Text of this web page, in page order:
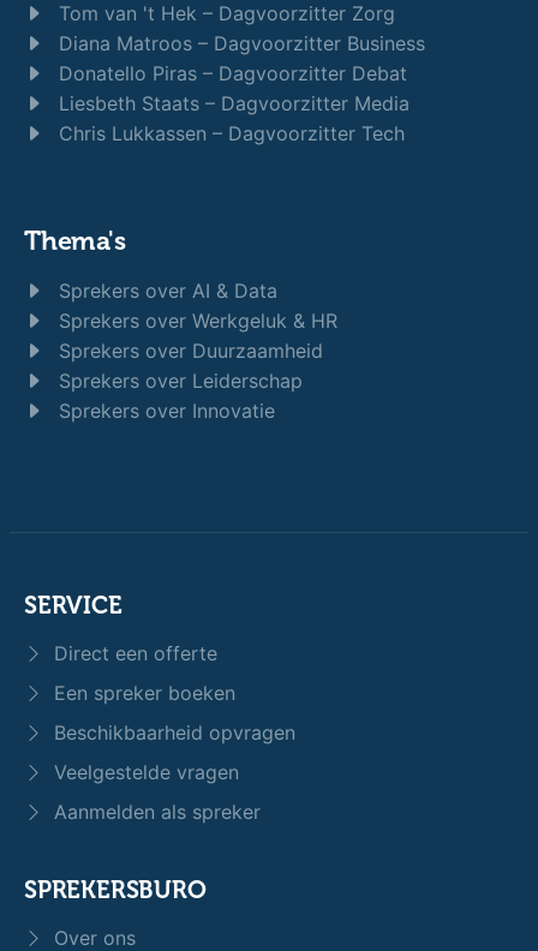
Tom van 't Hek – Dagvoorzitter Zorg
Diana Matroos – Dagvoorzitter Business
Donatello Piras – Dagvoorzitter Debat
Liesbeth Staats – Dagvoorzitter Media
Chris Lukkassen – Dagvoorzitter Tech
Thema's
Sprekers over AI & Data
Sprekers over Werkgeluk & HR
Sprekers over Duurzaamheid
Sprekers over Leiderschap
Sprekers over Innovatie
SERVICE
Direct een offerte
Een spreker boeken
Beschikbaarheid opvragen
Veelgestelde vragen
Aanmelden als spreker
SPREKERSBURO
Over ons